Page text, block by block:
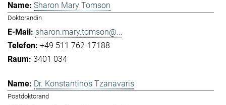
Sharon Mary Tomson
Doktorandin
sharon.mary.tomson@...
+49 511 762-17188
3401 034
Dr. Konstantinos Tzanavaris
Postdoktorand